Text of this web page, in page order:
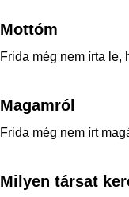
Mottóm
Frida még nem írta le,
Magamról
Frida még nem írt
Milyen társat